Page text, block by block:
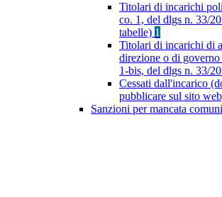
Titolari di incarichi
co. 1, del dlgs n. 33/
tabelle) 1
Titolari di incarichi di
direzione o di
1-bis, del dlgs n. 33/
Cessati dall'incarico
pubblicare sul sito
Sanzioni per mancata